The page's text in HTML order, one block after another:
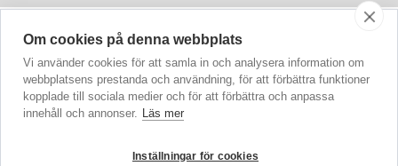
Webbplatskarta
© 2002-2026 Tiffany Rose Ltd. Alla rättigheter förbehålls
Om cookies på denna webbplats
Vi använder cookies för att samla in och analysera information om
webbplatsens prestanda och användning, för att förbättra funktioner
kopplade till sociala medier och för att förbättra och anpassa
innehåll och annonser. Läs mer
Inställningar för cookies